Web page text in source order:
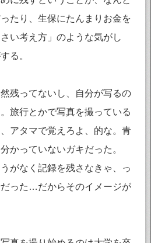
たり、生保にたんまりお金を
い考え方」のような気がし
る。
残ってないし、自分が写るの
旅行とかで写真を撮っている
アタマで覚えろよ、的な。青
かっていないガキだった。
がなく記録を残さなきゃ、っ
った…だからそのイメージが